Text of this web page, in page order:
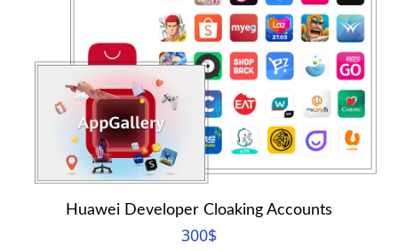
Huawei Developer Cloaking Accounts
300$